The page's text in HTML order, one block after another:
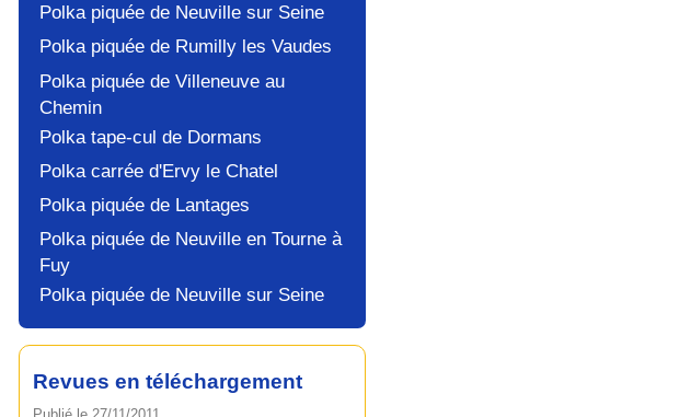
Polka piquée de Neuville sur Seine
Polka piquée de Rumilly les Vaudes
Polka piquée de Villeneuve au
Chemin
Polka tape-cul de Dormans
Polka carrée d'Ervy le Chatel
Polka piquée de Lantages
Polka piquée de Neuville en Tourne à
Fuy
Polka piquée de Neuville sur Seine
Revues en téléchargement